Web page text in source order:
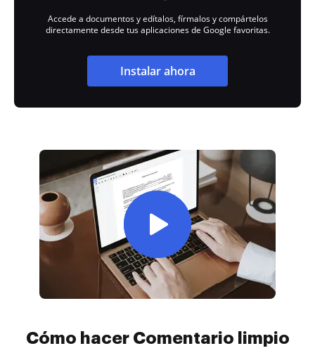
Accede a documentos y edítalos, fírmalos y compártelos
directamente desde tus aplicaciones de Google favoritas.
Instalar ahora
Cómo hacer Comentario limpio